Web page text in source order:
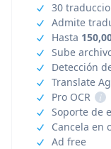
30
Admite
Hasta
Sube
Detección
Translate
Pro OCR
i
Soporte de
Cancela en
Ad free